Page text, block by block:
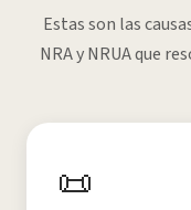
Estas son las
NRA y NRUA que
📜